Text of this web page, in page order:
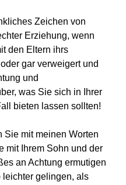
Zeichen von
Erziehung, wenn
den Eltern ihrs
gar verweigert und
und
was Sie sich in Ihrer
bieten lassen sollten!
Sie mit meinen Worten
mit Ihrem Sohn und der
an Achtung ermutigen
leichter gelingen, als